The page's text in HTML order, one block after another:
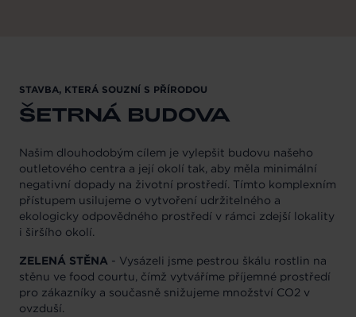
STAVBA, KTERÁ SOUZNÍ S PŘÍRODOU
ŠETRNÁ BUDOVA
Našim dlouhodobým cílem je vylepšit budovu našeho
outletového centra a její okolí tak, aby měla minimální
negativní dopady na životní prostředí. Tímto komplexním
přístupem usilujeme o vytvoření udržitelného a
ekologicky odpovědného prostředí v rámci zdejší lokality
i širšího okolí.
ZELENÁ STĚNA - Vysázeli jsme pestrou škálu rostlin na
stěnu ve food courtu, čímž vytváříme příjemné prostředí
pro zákazníky a současně snižujeme množství CO2 v
ovzduší.